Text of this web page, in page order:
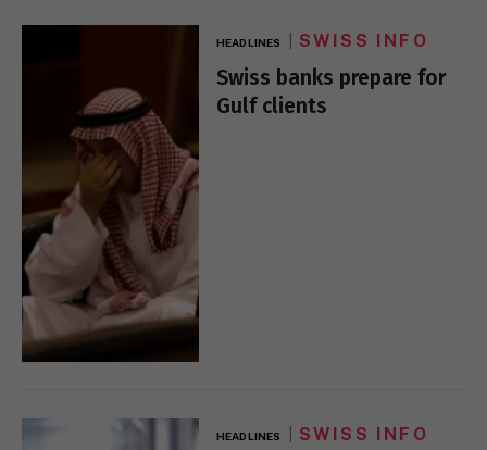
HEADLINES SWISS INFO
Swiss banks prepare for
Gulf clients
HEADLINES SWISS INFO